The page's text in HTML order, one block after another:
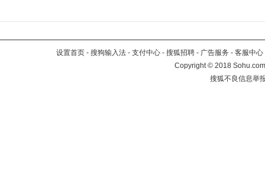
设置首页 - 搜狗输入法 - 支付中心 - 搜狐招聘 - 广告服务 - 客服中心
Copyright©2018
搜狐不良信息举